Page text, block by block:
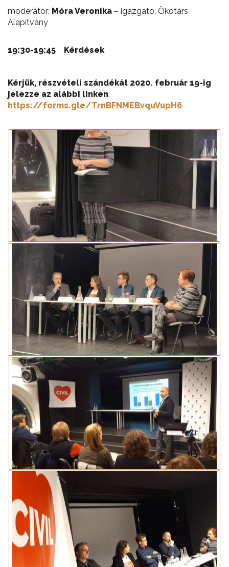
moderátor: Móra Veronika – igazgató, Ökotárs
Alapítvány
19:30-19:45 Kérdések
Kérjük, részvételi szándékát 2020. február 19-ig
jelezze az alábbi linken:
https://forms.gle/TrnBFNMEBvquVupH6